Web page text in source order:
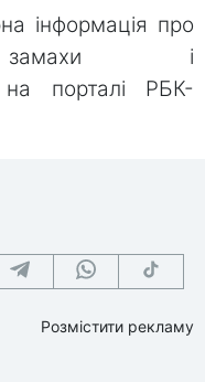
інформація про
замахи і
на порталі РБК-
Розмістити рекламу